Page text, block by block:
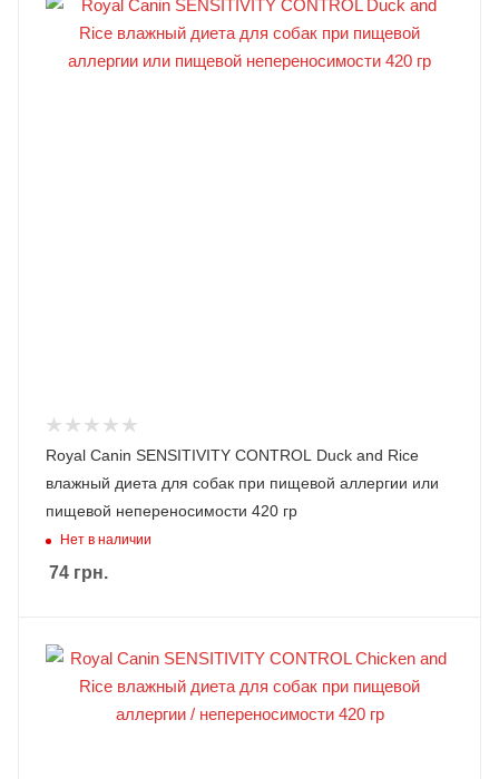
Royal Canin SENSITIVITY CONTROL Duck and Rice
влажный диета для собак при пищевой аллергии или
пищевой непереносимости 420 гр
Нет в наличии
74 грн.